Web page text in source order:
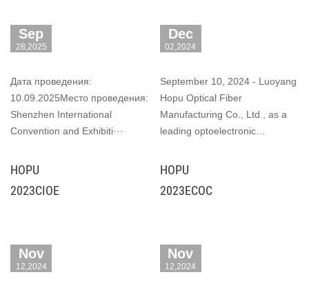
Sep
28,2025
Дата проведения:
10.09.2025Место проведения:
Shenzhen International
Convention and Exhibiti···
Dec
02,2024
September 10, 2024 - Luoyang
Hopu Optical Fiber
Manufacturing Co., Ltd., as a
leading optoelectronic
HOPU
2023CIOE
Nov
12,2024
HOPU
2023ECOC
Nov
12,2024